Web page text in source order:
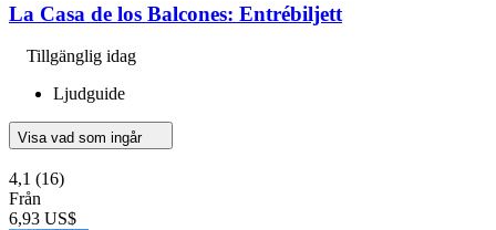
La Casa de los Balcones: Entrébiljett
Tillgänglig idag
Ljudguide
Visa vad som ingår
4,1 (16)
Från
6,93 US$